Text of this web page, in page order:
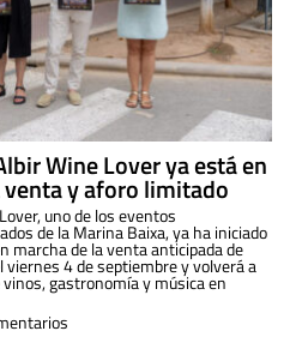
Wine Lover ya está en
y aforo limitado
uno de los eventos
de la Marina Baixa, ya ha iniciado
marcha de la venta anticipada de
4 de septiembre y volverá a
gastronomía y música en